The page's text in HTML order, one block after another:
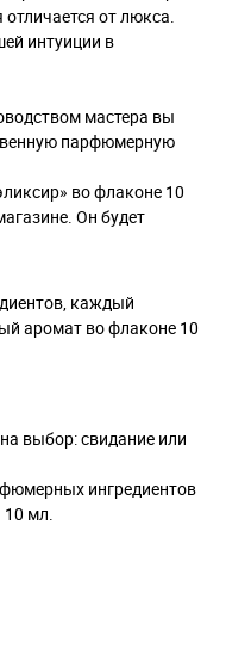
от люкса.
интуиции в
мастера вы
парфюмерную
во флаконе 10
Он будет
каждый
аромат во флаконе 10
выбор: свидание или
ингредиентов
10 мл.